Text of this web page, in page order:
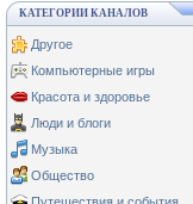
КАТЕГОРИИ КАНАЛОВ
Другое
Компьютерные игры
Красота и здоровье
Люди и блоги
Музыка
Общество